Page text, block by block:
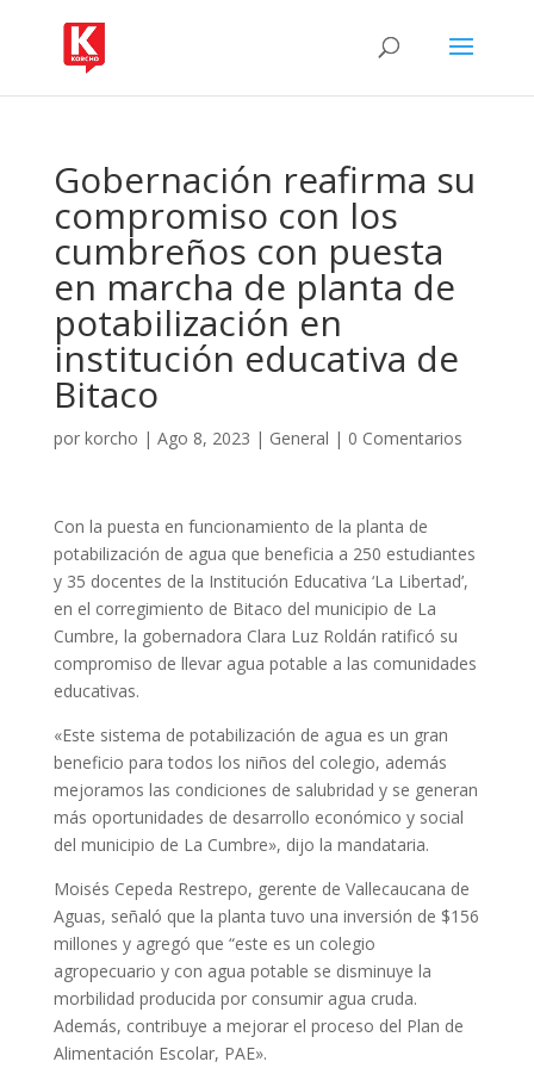
Gobernación reafirma su
compromiso con los
cumbreños con puesta
en marcha de planta de
potabilización en
institución educativa de
Bitaco
por korcho | Ago 8, 2023 | General | 0 Comentarios
Con la puesta en funcionamiento de la planta de
potabilización de agua que beneficia a 250 estudiantes
y 35 docentes de la Institución Educativa ‘La Libertad’,
en el corregimiento de Bitaco del municipio de La
Cumbre, la gobernadora Clara Luz Roldán ratificó su
compromiso de llevar agua potable a las comunidades
educativas.
«Este sistema de potabilización de agua es un gran
beneficio para todos los niños del colegio, además
mejoramos las condiciones de salubridad y se generan
más oportunidades de desarrollo económico y social
del municipio de La Cumbre», dijo la mandataria.
Moisés Cepeda Restrepo, gerente de Vallecaucana de
Aguas, señaló que la planta tuvo una inversión de $156
millones y agregó que “este es un colegio
agropecuario y con agua potable se disminuye la
morbilidad producida por consumir agua cruda.
Además, contribuye a mejorar el proceso del Plan de
Alimentación Escolar, PAE».